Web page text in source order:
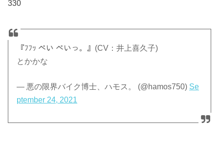
330
『ﾌﾌｯ ぺい ぺいっ。』(CV：井上喜久子)
とかかな
— 悪の限界バイク博士、ハモス。 (@hamos750) Se
ptember 24, 2021